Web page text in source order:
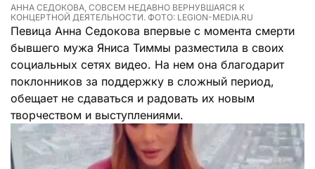
АННА СЕДОКОВА, СОВСЕМ НЕДАВНО ВЕРНУВШАЯСЯ К
КОНЦЕРТНОЙ ДЕЯТЕЛЬНОСТИ. ФОТО: LEGION-MEDIA.RU
Певица Анна Седокова впервые с момента смерти
бывшего мужа Яниса Тиммы разместила в своих
социальных сетях видео. На нем она благодарит
поклонников за поддержку в сложный период,
обещает не сдаваться и радовать их новым
творчеством и выступлениями.